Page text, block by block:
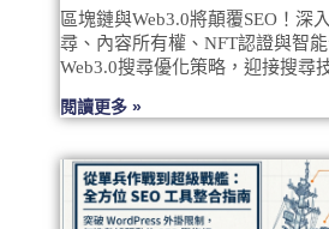
區塊鏈與Web3.0將顛覆SEO！深
尋、內容所有權、NFT認證與智
Web3.0搜尋優化策略，迎接搜尋
閱讀更多 »